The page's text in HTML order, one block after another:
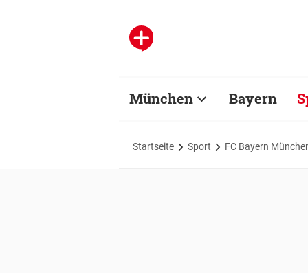
München Bayern
Startseite Sport FC Bayern